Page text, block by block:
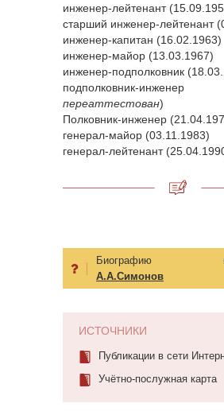
инженер-лейтенант
старший инженер-лейтенант
инженер-капитан (16.02.1963)
инженер-майор (13.03.1967)
инженер-подполковник
подполковник-инженер
переаттестован)
Полковник-инженер
генерал-майор (03.11.1983)
генерал-лейтенант
Биографию
А.А.Симонов
ИСТОЧНИКИ
Публикации в сети
Учётно-послужная карта